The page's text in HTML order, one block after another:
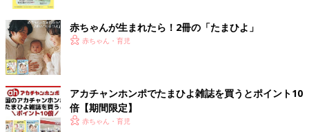
赤ちゃんが生まれたら！2冊の「たまひよ」
赤ちゃん・育児
アカチャンホンポでたまひよ雑誌を買うとポイント10
倍【期間限定】
赤ちゃん・育児